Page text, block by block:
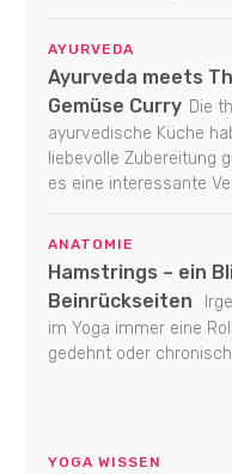
AYURVEDA
Ayurveda meets
Gemüse Curry Die
ayurvedische Küche
liebevolle Zubereitung
es eine interessante
ANATOMIE
Hamstrings – ein
Beinrückseiten
im Yoga immer eine
gedehnt oder
YOGA WISSEN